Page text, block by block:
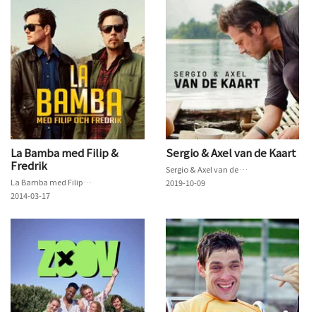
La Bamba med Filip &
Fredrik
La Bamba med Filip & Fredrik
2014-03-17
Sergio & Axel van de Kaart
Sergio & Axel van de Kaart
2019-10-09